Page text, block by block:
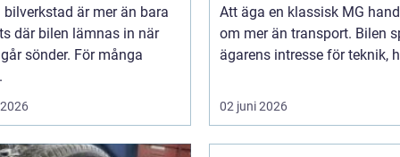
bilverkstad är mer än bara
där bilen lämnas in när
sönder. För många
Att äga en klassisk MG
om mer än transport. Bilen
ägarens intresse för teknik,
02 juni 2026